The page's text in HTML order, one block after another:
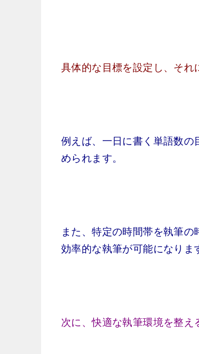
具体的な目標を設定し、それ
例えば、一日に書く単語数の
められます。
また、特定の時間帯を執筆の
効率的な執筆が可能になりま
次に、快適な執筆環境を整え